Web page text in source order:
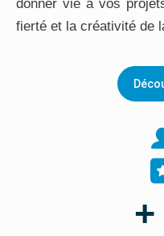
donner vie à vos
fierté et la créativité de
+